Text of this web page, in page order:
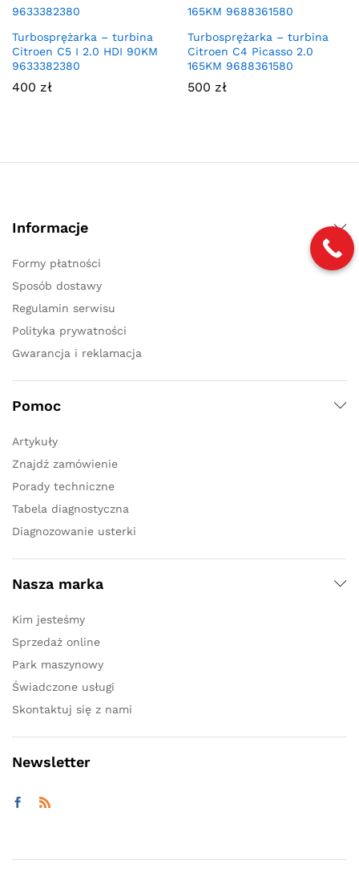
Turbosprężarka – turbina
Citroen C5 I 2.0 HDI 90KM
9633382380
400 zł
Turbosprężarka – turbina
Citroen C4 Picasso 2.0
165KM 9688361580
500 zł
Informacje
Formy płatności
Sposób dostawy
Regulamin serwisu
Polityka prywatności
Gwarancja i reklamacja
Pomoc
Artykuły
Znajdź zamówienie
Porady techniczne
Tabela diagnostyczna
Diagnozowanie usterki
Nasza marka
Kim jesteśmy
Sprzedaż online
Park maszynowy
Świadczone usługi
Skontaktuj się z nami
Newsletter